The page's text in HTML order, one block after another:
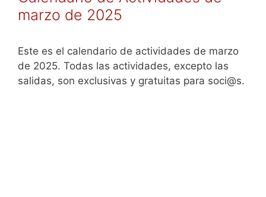
marzo de 2025
Este es el calendario de actividades de marzo
de 2025. Todas las actividades, excepto las
salidas, son exclusivas y gratuitas para soci@s.